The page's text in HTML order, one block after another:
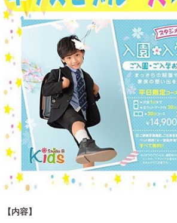
【内容】